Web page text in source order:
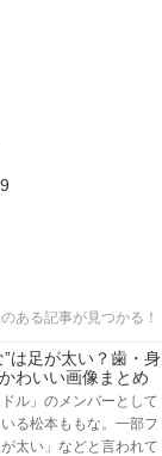
ある記事が見つかる！
”は足が太い？歯・身
わいい画像まとめ
ドル」のメンバーとして
る松本ももな。一部フ
太い」などと言われて